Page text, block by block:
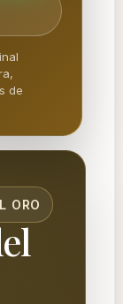
de
ORO